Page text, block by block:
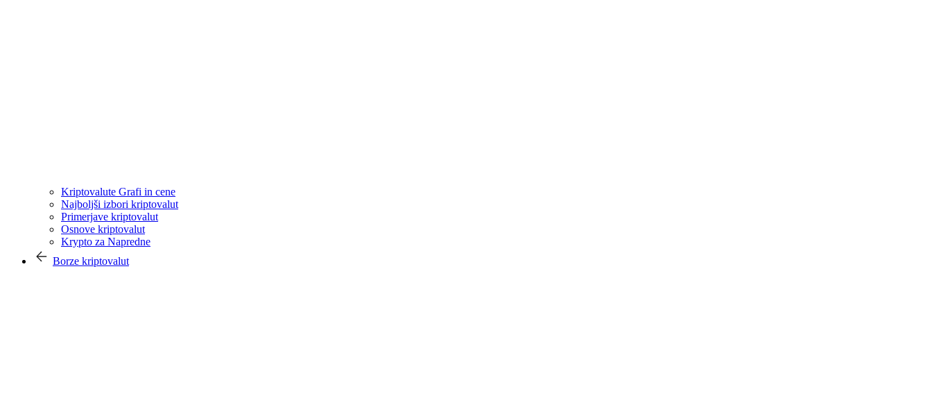
Kriptovalute Grafi in cene
Najboljši izbori kriptovalut
Primerjave kriptovalut
Osnove kriptovalut
Krypto za Napredne
Borze kriptovalut